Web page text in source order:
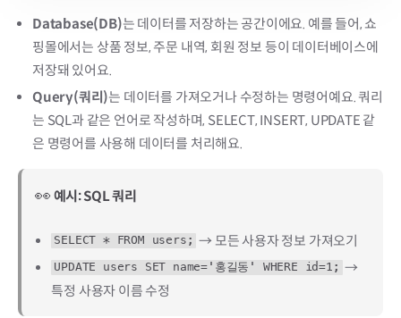
Database(DB)는 데이터를 저장하는 공간이에요. 예를 들어, 쇼
핑몰에서는 상품 정보, 주문 내역, 회원 정보 등이 데이터베이스에
저장돼 있어요.
Query(쿼리)는 데이터를 가져오거나 수정하는 명령어예요. 쿼리
는 SQL과 같은 언어로 작성하며, SELECT, INSERT, UPDATE 같
은 명령어를 사용해 데이터를 처리해요.
👀 예시: SQL 쿼리
SELECT * FROM users; → 모든 사용자 정보 가져오기
UPDATE users SET name='홍길동' WHERE id=1; →
특정 사용자 이름 수정